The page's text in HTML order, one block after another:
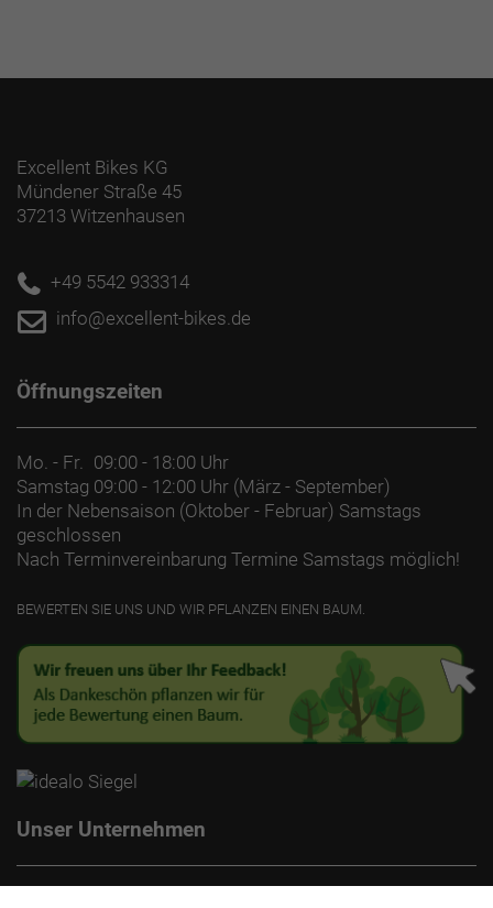
Excellent Bikes KG
Mündener Straße 45
37213 Witzenhausen
+49 5542 933314
info@excellent-bikes.de
Öffnungszeiten
Mo. - Fr.
09:00 - 18:00 Uhr
Samstag 09:00 - 12:00 Uhr (März - September)
In der Nebensaison (Oktober - Februar) Samstags
geschlossen
Nach Terminvereinbarung Termine Samstags möglich!
BEWERTEN SIE UNS UND WIR PFLANZEN EINEN BAUM.
Unser Unternehmen